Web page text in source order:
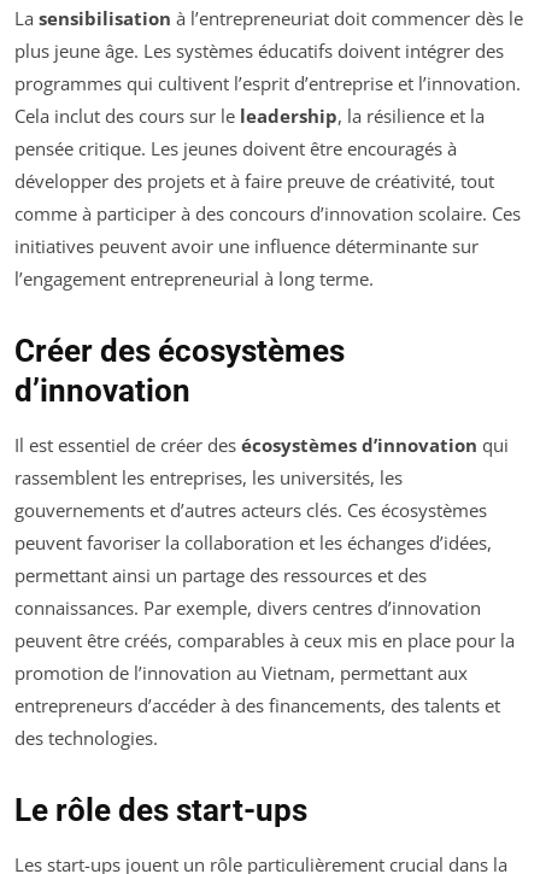
La sensibilisation à l’entrepreneuriat doit commencer dès le
plus jeune âge. Les systèmes éducatifs doivent intégrer des
programmes qui cultivent l’esprit d’entreprise et l’innovation.
Cela inclut des cours sur le leadership, la résilience et la
pensée critique. Les jeunes doivent être encouragés à
développer des projets et à faire preuve de créativité, tout
comme à participer à des concours d’innovation scolaire. Ces
initiatives peuvent avoir une influence déterminante sur
l’engagement entrepreneurial à long terme.
Créer des écosystèmes
d’innovation
Il est essentiel de créer des écosystèmes d’innovation qui
rassemblent les entreprises, les universités, les
gouvernements et d’autres acteurs clés. Ces écosystèmes
peuvent favoriser la collaboration et les échanges d’idées,
permettant ainsi un partage des ressources et des
connaissances. Par exemple, divers centres d’innovation
peuvent être créés, comparables à ceux mis en place pour la
promotion de l’innovation au Vietnam, permettant aux
entrepreneurs d’accéder à des financements, des talents et
des technologies.
Le rôle des start-ups
Les start-ups jouent un rôle particulièrement crucial dans la